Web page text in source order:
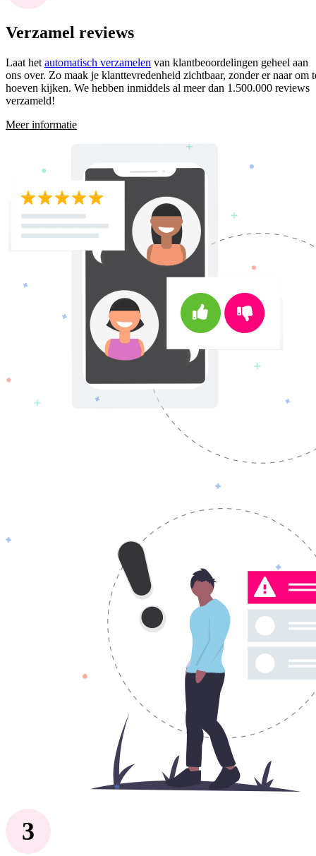
Verzamel reviews
Laat het automatisch verzamelen van klantbeoordelingen geheel aan
ons over. Zo maak je klanttevredenheid zichtbaar, zonder er naar om
hoeven kijken. We hebben inmiddels al meer dan 1.500.000 reviews
verzameld!
Meer informatie